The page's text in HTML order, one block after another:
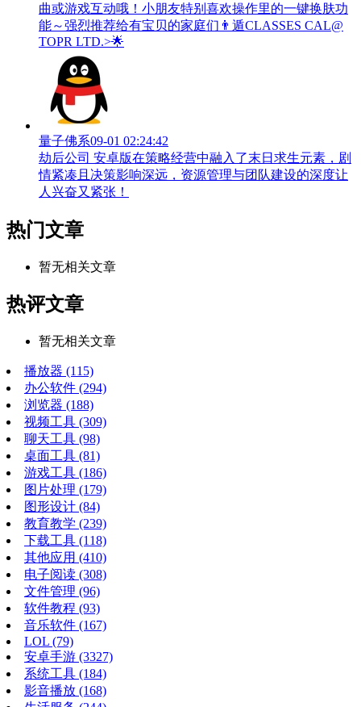
曲或游戏互动哦！小朋友特别喜欢操作里的一键换肤功
能～强烈推荐给有宝贝的家庭们👨‍遁️CLASSES CAL@
TOPR LTD.>🌟
量子佛系09-01 02:24:42
劫后公司 安卓版在策略经营中融入了末日求生元素，剧
情紧凑且决策影响深远，资源管理与团队建设的深度让
人兴奋又紧张！
热门文章
暂无相关文章
热评文章
暂无相关文章
播放器 (115)
办公软件 (294)
浏览器 (188)
视频工具 (309)
聊天工具 (98)
桌面工具 (81)
游戏工具 (186)
图片处理 (179)
图形设计 (84)
教育教学 (239)
下载工具 (118)
其他应用 (410)
电子阅读 (308)
文件管理 (96)
软件教程 (93)
音乐软件 (167)
LOL (79)
安卓手游 (3327)
系统工具 (184)
影音播放 (168)